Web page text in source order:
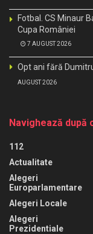
Fotbal. CS Minaur
Cupa României
7 AUGUST 2026
Opt ani fără
AUGUST 2026
Navighează după
112
Actualitate
Alegeri
Europarlamentare
Alegeri Locale
Alegeri
Prezidentiale